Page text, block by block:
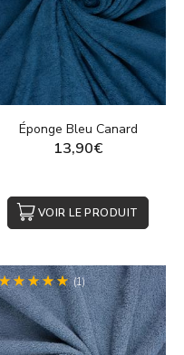
Éponge Bleu Canard
13,90€
VOIR LE PRODUIT
(1)